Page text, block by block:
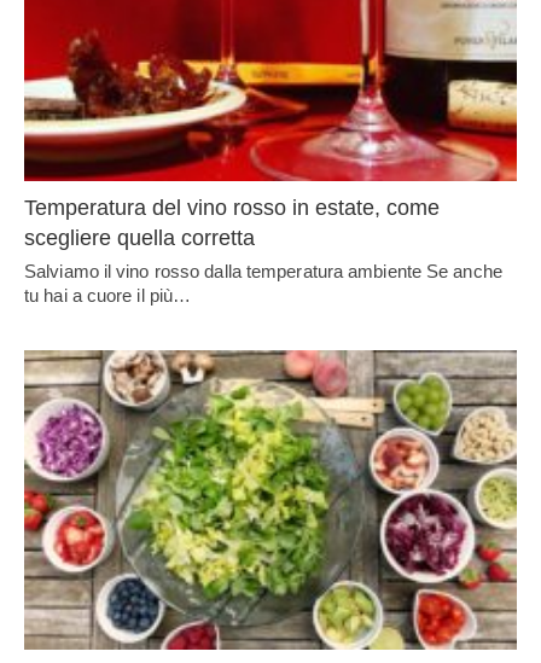
Temperatura del vino rosso in estate, come
scegliere quella corretta
Salviamo il vino rosso dalla temperatura ambiente Se anche
tu hai a cuore il più…